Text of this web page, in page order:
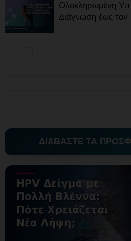
Ολοκληρωμένη
Διάγνωση έως τον
ΔΙΑΒΑΣΤΕ ΤΑ